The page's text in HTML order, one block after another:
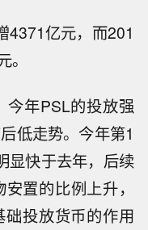
4371亿元，而201
今年PSL的投放强
低走势。今年第1
显快于去年，后续
置的比例上升，
投放货币的作用